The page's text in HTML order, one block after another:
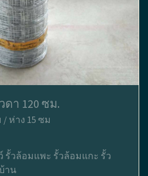
า 120 ซม.
/ ห่าง 15 ซม
รั้วล้อมแพะ รั้วล้อมแกะ รั้ว
าน